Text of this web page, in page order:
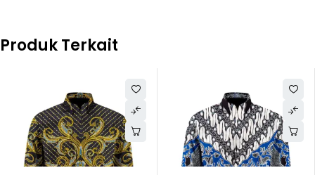
Produk Terkait